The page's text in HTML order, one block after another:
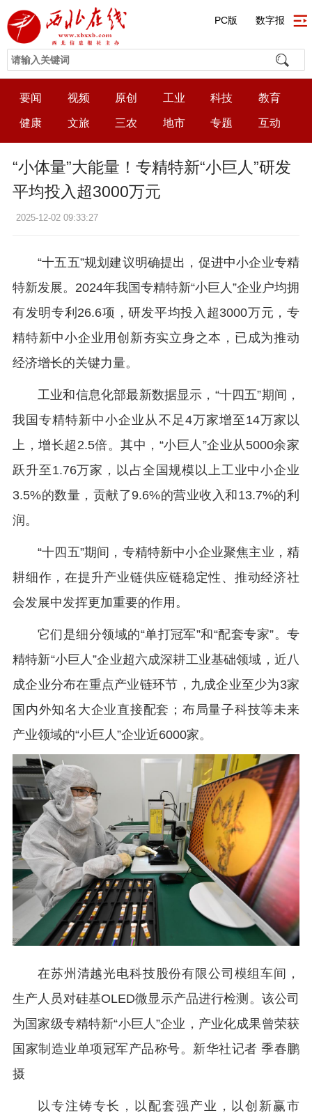
PC版 数字报
要闻 视频 原创 工业 科技 教育
健康 文旅 三农 地市 专题 互动
“小体量”大能量！专精特新“小巨人”研发
平均投入超3000万元
2025-12-02 09:33:27
“十五五”规划建议明确提出，促进中小企业专精
特新发展。2024年我国专精特新“小巨人”企业户均拥
有发明专利26.6项，研发平均投入超3000万元，专
精特新中小企业用创新夯实立身之本，已成为推动
经济增长的关键力量。
工业和信息化部最新数据显示，“十四五”期间，
我国专精特新中小企业从不足4万家增至14万家以
上，增长超2.5倍。其中，“小巨人”企业从5000余家
跃升至1.76万家，以占全国规模以上工业中小企业
3.5%的数量，贡献了9.6%的营业收入和13.7%的利
润。
“十四五”期间，专精特新中小企业聚焦主业，精
耕细作，在提升产业链供应链稳定性、推动经济社
会发展中发挥更加重要的作用。
它们是细分领域的“单打冠军”和“配套专家”。专
精特新“小巨人”企业超六成深耕工业基础领域，近八
成企业分布在重点产业链环节，九成企业至少为3家
国内外知名大企业直接配套；布局量子科技等未来
产业领域的“小巨人”企业近6000家。
在苏州清越光电科技股份有限公司模组车间，
生产人员对硅基OLED微显示产品进行检测。该公司
为国家级专精特新“小巨人”企业，产业化成果曾荣获
国家制造业单项冠军产品称号。新华社记者 季春鹏
摄
以专注铸专长，以配套强产业，以创新赢市